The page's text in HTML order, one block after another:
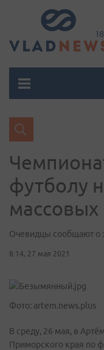
футболу
массовых
Очевидцы сообщают о
8:14, 27 мая 2021
Фото: artem.news.plus
В среду, 26 мая, в
Приморского края по